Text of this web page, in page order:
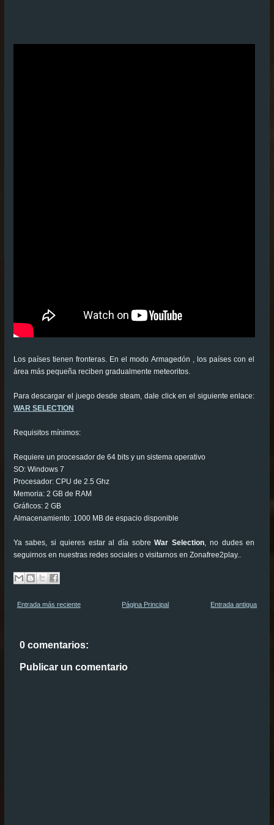
Los países tienen fronteras. En el modo Armagedón , los países con el
área más pequeña reciben gradualmente meteoritos.
Para descargar el juego desde steam, dale click en el siguiente enlace:
WAR SELECTION
Requisitos mínimos:
Requiere un procesador de 64 bits y un sistema operativo
SO: Windows 7
Procesador: CPU de 2.5 Ghz
Memoria: 2 GB de RAM
Gráficos: 2 GB
Almacenamiento: 1000 MB de espacio disponible
Ya sabes, si quieres estar al día sobreWar Selection, no dudes en
seguirnos en nuestras redes sociales o visitarnos en Zonafree2play..
Entrada más reciente Entrada antigua
Página Principal
0 comentarios:
Publicar un comentario